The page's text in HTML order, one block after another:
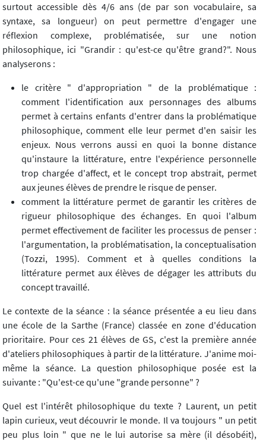
surtout accessible dès 4/6 ans (de par son vocabulaire, sa
syntaxe, sa longueur) on peut permettre d'engager une
réflexion complexe, problématisée, sur une notion
philosophique, ici "Grandir : qu'est-ce qu'être grand?". Nous
analyserons :
le critère " d'appropriation " de la problématique :
comment l'identification aux personnages des albums
permet à certains enfants d'entrer dans la problématique
philosophique, comment elle leur permet d'en saisir les
enjeux. Nous verrons aussi en quoi la bonne distance
qu'instaure la littérature, entre l'expérience personnelle
trop chargée d'affect, et le concept trop abstrait, permet
aux jeunes élèves de prendre le risque de penser.
comment la littérature permet de garantir les critères de
rigueur philosophique des échanges. En quoi l'album
permet effectivement de faciliter les processus de penser :
l'argumentation, la problématisation, la conceptualisation
(Tozzi, 1995). Comment et à quelles conditions la
littérature permet aux élèves de dégager les attributs du
concept travaillé.
Le contexte de la séance : la séance présentée a eu lieu dans
une école de la Sarthe (France) classée en zone d'éducation
prioritaire. Pour ces 21 élèves de GS, c'est la première année
d'ateliers philosophiques à partir de la littérature. J'anime moi-
même la séance. La question philosophique posée est la
suivante : "Qu'est-ce qu'une "grande personne" ?
Quel est l'intérêt philosophique du texte ? Laurent, un petit
lapin curieux, veut découvrir le monde. Il va toujours " un petit
peu plus loin " que ne le lui autorise sa mère (il désobéit),